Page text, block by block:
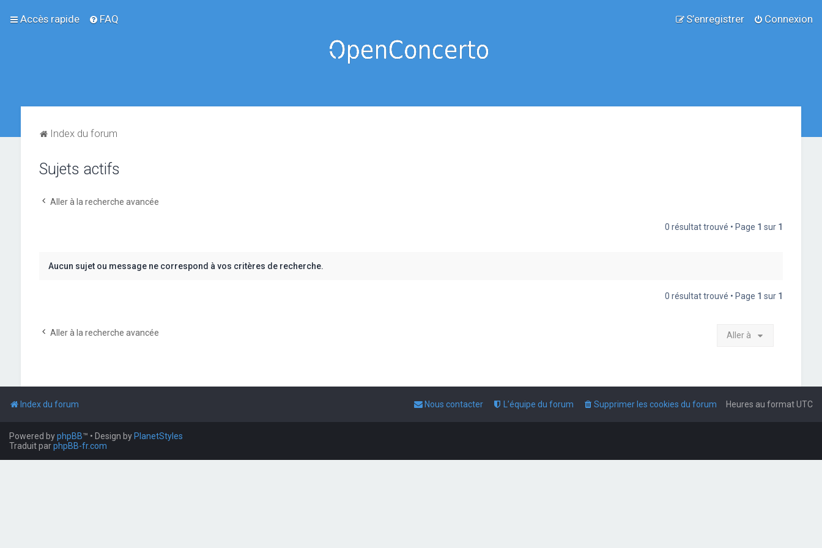
Accès rapide FAQ Connexion
S’enregistrer
Index du forum
Sujets actifs
Aller à la recherche avancée
0 résultat trouvé • Page 1 sur 1
Aucun sujet ou message ne correspond à vos critères de recherche.
0 résultat trouvé • Page 1 sur 1
Aller à la recherche avancée Aller à
Index du forum Heures au formatUTC
Supprimer les cookies du forum
L’équipe du forum
Nous contacter
Powered byphpBB™ • Design by PlanetStyles
Traduit parphpBB-fr.com